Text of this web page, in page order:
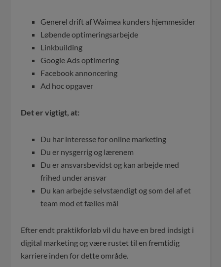
Generel drift af Waimea kunders hjemmesider
Løbende optimeringsarbejde
Linkbuilding
Google Ads optimering
Facebook annoncering
Ad hoc opgaver
Det er vigtigt, at:
Du har interesse for online marketing
Du er nysgerrig og lærenem
Du er ansvarsbevidst og kan arbejde med
frihed under ansvar
Du kan arbejde selvstændigt og som del af et
team mod et fælles mål
Efter endt praktikforløb vil du have en bred indsigt i
digital marketing og være rustet til en fremtidig
karriere inden for dette område.